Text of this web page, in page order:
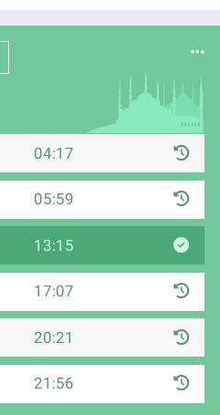
04:17
05:59
13:15
17:07
20:21
21:56